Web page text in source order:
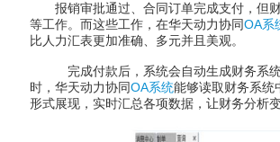
报销审批通过、合同订单完成支付，但财
等工作。而这些工作，在华天动力协同OA系
比人力汇表更加准确、多元并且美观。
完成付款后，系统会自动生成财务系统
时，华天动力协同OA系统能够读取财务系统
形式展现，实时汇总各项数据，让财务分析